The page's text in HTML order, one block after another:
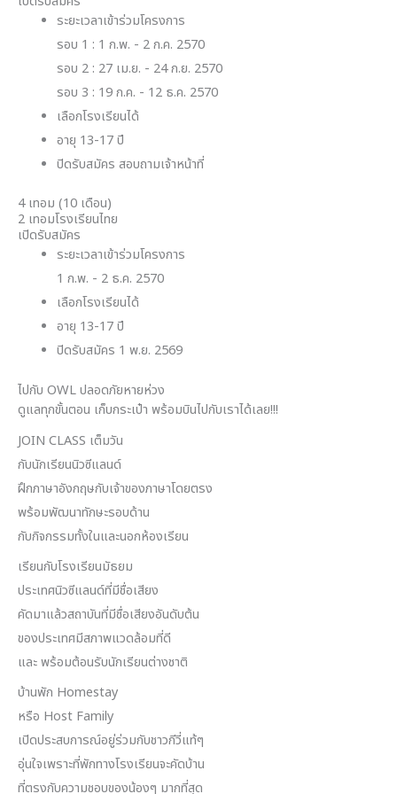
ระยะเวลาเข้าร่วมโครงการ
รอบ 1 : 1 ก.พ. - 2 ก.ค. 2570
รอบ 2 : 27 เม.ย. - 24 ก.ย. 2570
รอบ 3 : 19 ก.ค. - 12 ธ.ค. 2570
เลือกโรงเรียนได้
อายุ 13-17 ปี
ปิดรับสมัคร สอบถามเจ้าหน้าที่
4 เทอม (10 เดือน)
2 เทอมโรงเรียนไทย
เปิดรับสมัคร
ระยะเวลาเข้าร่วมโครงการ
1 ก.พ. - 2 ธ.ค. 2570
เลือกโรงเรียนได้
อายุ 13-17 ปี
ปิดรับสมัคร 1 พ.ย. 2569
ไปกับ OWL ปลอดภัยหายห่วง
ดูแลทุกขั้นตอน เก็บกระเป๋า พร้อมบินไปกับเราได้เลย!!!
JOIN CLASS เต็มวัน
กับนักเรียนนิวซีแลนด์
ฝึกภาษาอังกฤษกับเจ้าของภาษาโดยตรง
พร้อมพัฒนาทักษะรอบด้าน
กับกิจกรรมทั้งในและนอกห้องเรียน
เรียนกับโรงเรียนมัธยม
ประเทศนิวซีแลนด์ที่มีชื่อเสียง
คัดมาแล้วสถาบันที่มีชื่อเสียงอันดับต้น
ของประเทศมีสภาพแวดล้อมที่ดี
และ พร้อมต้อนรับนักเรียนต่างชาติ
บ้านพัก Homestay
หรือ Host Family
เปิดประสบการณ์อยู่ร่วมกับชาวกีวี่แท้ๆ
อุ่นใจเพราะที่พักทางโรงเรียนจะคัดบ้าน
ที่ตรงกับความชอบของน้องๆ มากที่สุด